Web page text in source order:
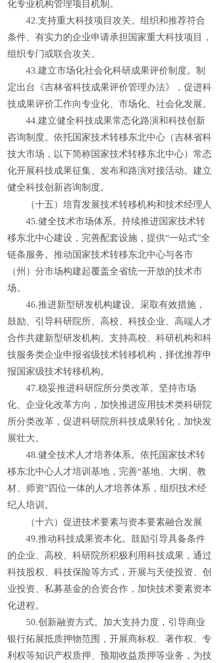
化专业机构管理项目机制。
42.支持重大科技项目攻关。组织和推荐符合
条件、有实力的企业申请承担国家重大科技项目，
组织专门或联合攻关。
43.建立市场化社会化科研成果评价制度。制
定出台《吉林省科技成果评价管理办法》，促进科
技成果评价工作向专业化、市场化、社会化发展。
44.建立健全科技成果常态化路演和科技创新
咨询制度。依托国家技术转移东北中心（吉林省科
技大市场，以下简称国家技术转移东北中心）常态
化开展科技成果征集、发布和路演对接活动。建立
健全科技创新咨询制度。
（十五）培育发展技术转移机构和技术经理人
45.健全技术市场体系。持续推进国家技术转
移东北中心建设，完善配套设施，提供“一站式”全
链条服务。推动国家技术转移东北中心与各市
（州）分市场构建起覆盖全省统一开放的技术市
场。
46.推进新型研发机构建设。采取有效措施，
鼓励、引导科研院所、高校、科技企业、高端人才
合作共建新型研发机构。支持高校、科研机构和科
技服务类企业申报省级技术转移机构，择优推荐申
报国家级技术转移机构。
47.稳妥推进科研院所分类改革。坚持市场
化、企业化改革方向，加快推进应用技术类科研院
所分类改革，促进科研院所科技成果转化，加快发
展壮大。
48.健全技术人才培养体系。依托国家技术转
移东北中心人才培训基地，完善“基地、大纲、教
材、师资”四位一体的人才培养体系，组织技术经
纪人培训。
（十六）促进技术要素与资本要素融合发展
49.推动科技成果资本化。鼓励引导具备条件
的企业、高校、科研院所积极利用科技成果，通过
科技股权、科技保险等方式，开展与天使投资、创
业投资、私募基金的合资合作，加快技术要素资本
化进程。
50.创新融资方式。加大支持力度，引导商业
银行拓展抵质押物范围，开展商标权、著作权、专
利权等知识产权质押、预期收益质押等业务，为技